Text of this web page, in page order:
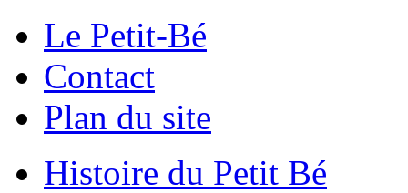
Le Petit-Bé
Contact
Plan du site
Histoire du Petit Bé